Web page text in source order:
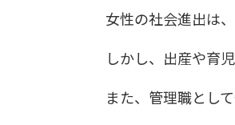
女性の社会進出は
しかし、出産や育
また、管理職とし